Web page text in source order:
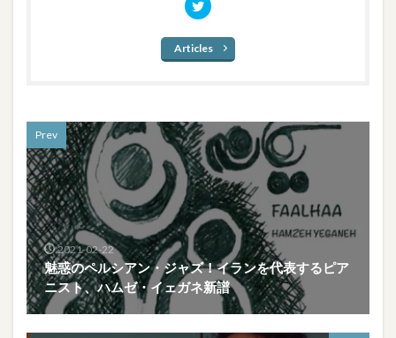
Articles
Prev
2021-02-22
魅惑のペルシアン・ジャズ！イランを代表するピア
ニスト、ハムゼ・イェガネ新譜